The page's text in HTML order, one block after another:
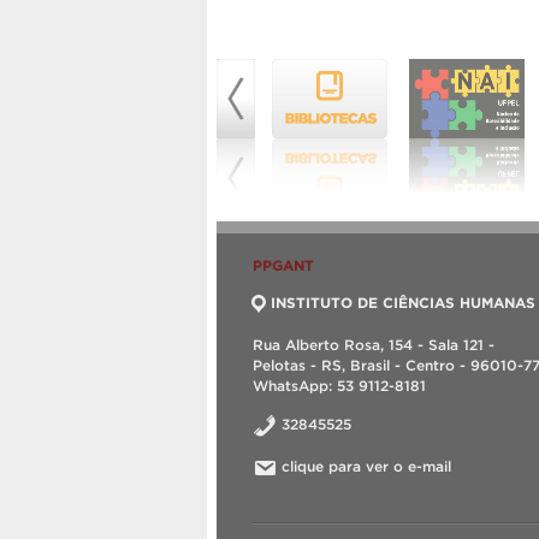
PPGANT
INSTITUTO DE CIÊNCIAS HUMANAS
Rua Alberto Rosa, 154 - Sala 121 -
Pelotas - RS, Brasil - Centro - 96010-
WhatsApp: 53 9112-8181
32845525
clique para ver o e-mail